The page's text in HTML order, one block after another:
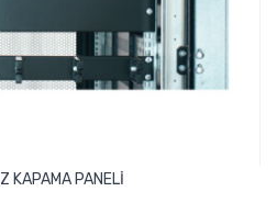
KAPAMA PANELİ